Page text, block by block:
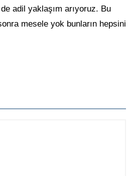
adil yaklaşım arıyoruz. Bu
mesele yok bunların hepsini